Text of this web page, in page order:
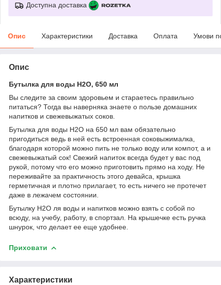
Доступна доставка
Опис Характеристики Доставка Оплата Умови
Опис
Бутылка для воды H2O, 650 мл
Вы следите за своим здоровьем и стараетесь правильно
питаться? Тогда вы наверняка знаете о пользе домашних
напитков и свежевыжатых соков.
Бутылка для воды H2O на 650 мл вам обязательно
пригодиться ведь в ней есть встроенная соковыжималка,
благодаря которой можно пить не только воду или компот, а и
свежевыжатый сок! Свежий напиток всегда будет у вас под
рукой, потому что его можно приготовить прямо на ходу. Не
переживайте за практичность этого девайса, крышка
герметичная и плотно прилагает, то есть ничего не протечет
даже в лежачем состоянии.
Бутылку H2O ля воды и напитков можно взять с собой по
всюду, на учебу, работу, в спортзал. На крышечке есть ручка
шнурок, что делает ее еще удобнее.
Приховати
Характеристики